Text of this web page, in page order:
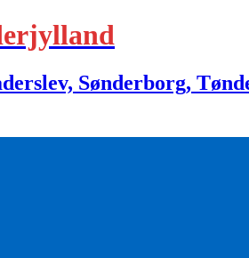
Sønderborg,